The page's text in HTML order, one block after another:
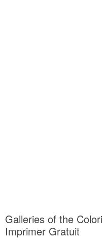
Galleries of the
Imprimer Gratuit